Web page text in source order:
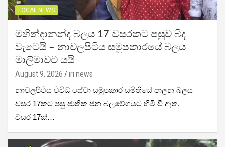
LOCAL NEWS
මහින්දානන්ද බලය 17 වසරකට පසුව බිද
වැටෙයි – නාවලපිටිය සමූපකාරයේ බලය
මාලිමාවට යයි
August 9, 2026 iri news
නාවලපිටිය විවිධ සේවා සමුපකාර සමිතියේ පාලන බලය
වසර 17කට පසු ජාතික ජන බලවේගයට හිමි වී ඇත.
වසර 17ක්…